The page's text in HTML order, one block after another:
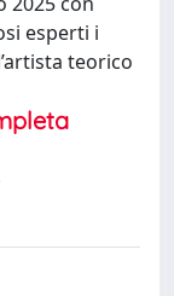
esperti i
teorico